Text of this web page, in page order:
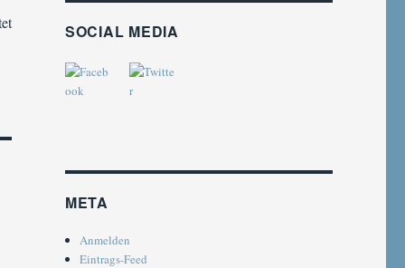
SOCIAL MEDIA
META
Anmelden
Eintrags-Feed